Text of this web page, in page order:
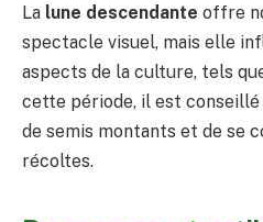
La lune descendante offre
spectacle visuel, mais elle
aspects de la culture, tels
cette période, il est conseillé
de semis montants et de se
récoltes.